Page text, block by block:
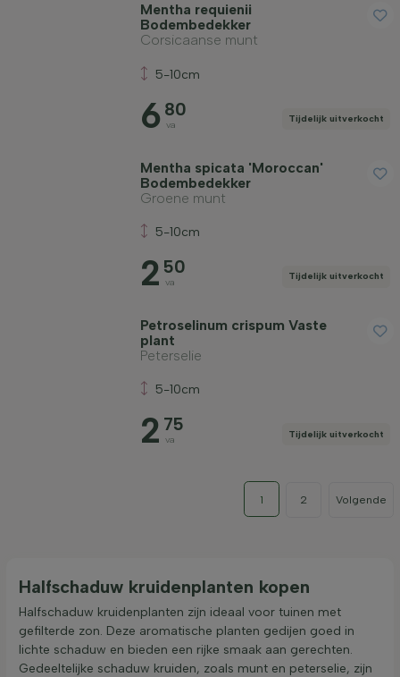
Mentha requienii
Bodembedekker
Corsicaanse munt
5-10cm
6 80
va
Tijdelijk uitverkocht
Mentha spicata 'Moroccan'
Bodembedekker
Groene munt
5-10cm
2 50
va
Tijdelijk uitverkocht
Petroselinum crispum Vaste
plant
Peterselie
5-10cm
2 75
va
Tijdelijk uitverkocht
1 2 Volgende
Halfschaduw kruidenplanten kopen
Halfschaduw kruidenplanten zijn ideaal voor tuinen met
gefilterde zon. Deze aromatische planten gedijen goed in
lichte schaduw en bieden een rijke smaak aan gerechten.
Gedeeltelijke schaduw kruiden, zoals munt en peterselie, zijn